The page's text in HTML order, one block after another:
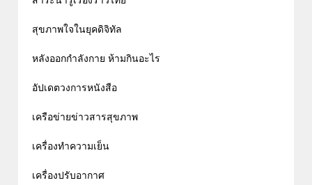
สุขภาพใจในยุคดิจิทัล
หลังออกกําลังกาย ห้ามกินอะไร
อัปเดตวงการหนังสือ
เครือข่ายข่าวสารสุขภาพ
เครื่องทำความเย็น
เครื่องปรับอากาศ